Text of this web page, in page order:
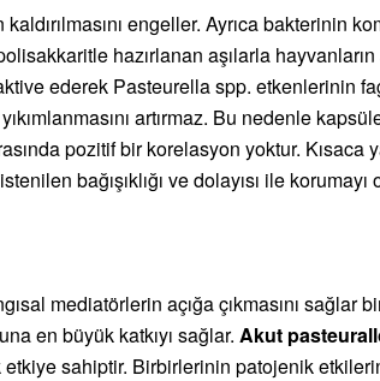
engeller. Ayrıca bakterinin
hazırlanan aşılarla hayvanların
ederek Pasteurella spp. etkenlerinin
artırmaz. Bu nedenle
pozitif bir korelasyon yoktur. Kısaca
bağışıklığı ve dolayısı ile korumayı
mediatörlerin açığa çıkmasını sağlar
en büyük katkıyı sağlar. Akut
sahiptir. Birbirlerinin patojenik